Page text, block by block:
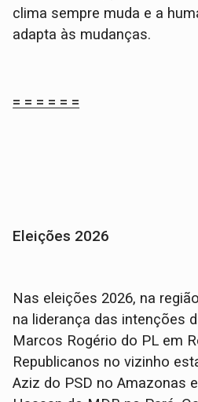
clima sempre muda e a
adapta às mudanças.
= = = = = =
Eleições 2026
Nas eleições 2026, na
na liderança das intenções
Marcos Rogério do PL em
Republicanos no vizinho
Aziz do PSD no Amazonas